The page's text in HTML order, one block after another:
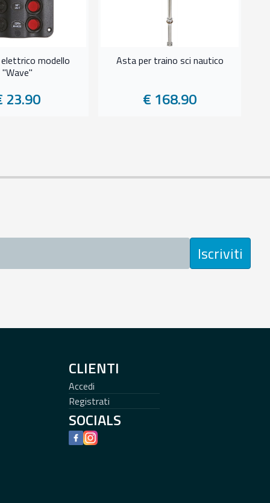
modello
"Wave"
23.90
Asta per traino sci nautico
€ 168.90
Iscriviti
CLIENTI
Accedi
Registrati
SOCIALS
Facebook
Instagram